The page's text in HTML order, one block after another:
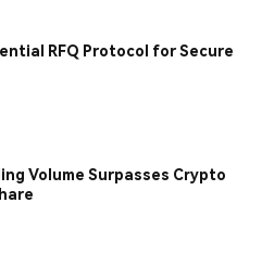
RFQ Protocol for Secure
Volume Surpasses Crypto